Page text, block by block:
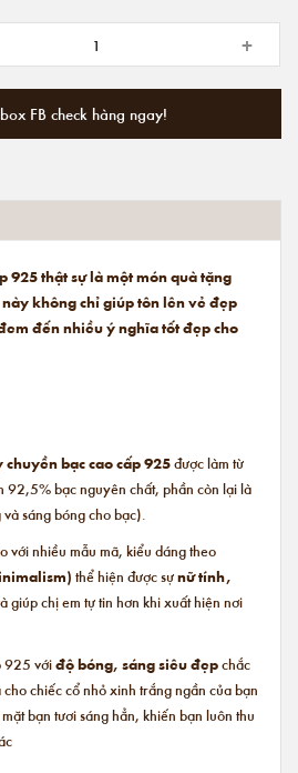
+
FB check hàng ngay!
925 thật sự là một món quà tặng
không chỉ giúp tôn lên vẻ đẹp
đến nhiều ý nghĩa tốt đẹp cho
chuyền bạc cao cấp 925được làm từ
92,5% bạc nguyên chất, phần còn lại là
sáng bóng cho bạc).
với nhiều mẫu mã, kiểu dáng theo
thể hiện được sựnữ tính,
giúp chị em tự tin hơn khi xuất hiện nơi
925 vớiđộ bóng, sáng siêu đẹpchắc
chiếc cổ nhỏ xinh trắng ngần của bạn
bạn tươi sáng hẳn, khiến bạn luôn thu